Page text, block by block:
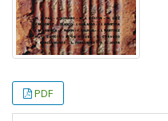
PDF